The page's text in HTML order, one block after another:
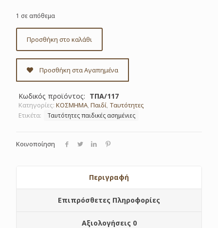
1 σε απόθεμα
Προσθήκη στο καλάθι
Προσθήκη στα Αγαπημένα
Κωδικός προϊόντος: ΤΠΑ/117
Κατηγορίες: ΚΟΣΜΗΜΑ,Παιδί, Ταυτότητες
Ετικέτα:
Ταυτότητες παιδικές ασημένιες
Κοινοποίηση
Περιγραφή
Επιπρόσθετες Πληροφορίες
Αξιολογήσεις 0